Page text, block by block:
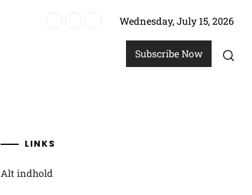
Wednesday, July 15, 2026
Subscribe Now
LINKS
Alt indhold